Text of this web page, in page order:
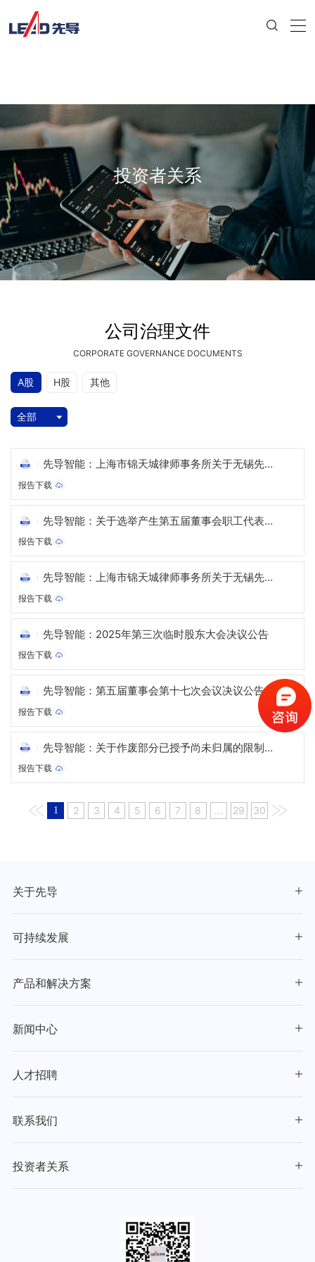
投资者关系
公司治理文件
CORPORATE GOVERNANCE DOCUMENTS
A股 H股 其他
全部
先导智能：上海市锦天城律师事务所关于无锡先导
部分限制性股票作废事项的法律意见书
报告下载
先导智能：关于选举产生第五届董事会职工代表董
报告下载
先导智能：上海市锦天城律师事务所关于无锡先导
法律意见书
报告下载
先导智能：2025年第三次临时股东大会决议公告
报告下载
先导智能：第五届董事会第十七次会议决议公告
报告下载
先导智能：关于作废部分已授予尚未归属的限制性
报告下载
1 2 3 4 5 6 7 8 ... 29 30
关于先导
可持续发展
产品和解决方案
新闻中心
人才招聘
联系我们
投资者关系